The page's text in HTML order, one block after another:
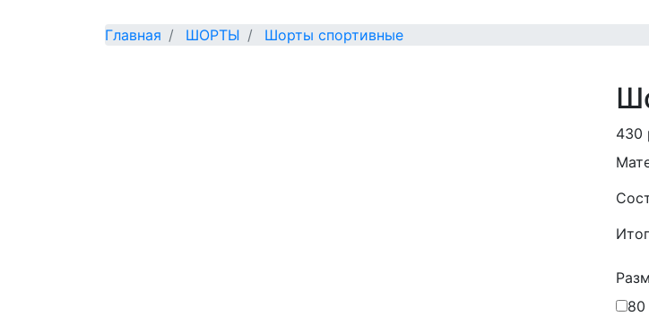
Главная ШОРТЫ Шорты спортивные
430
80